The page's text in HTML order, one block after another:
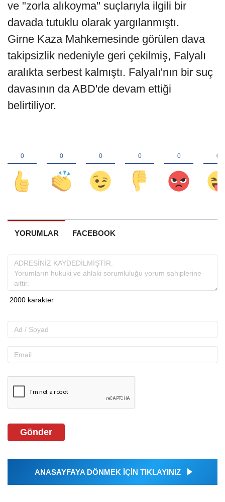
ve "zorla alıkoyma" suçlarıyla ilgili bir
davada tutuklu olarak yargılanmıştı.
Girne Kaza Mahkemesinde görülen dava
takipsizlik nedeniyle geri çekilmiş, Falyalı
aralıkta serbest kalmıştı. Falyalı'nın bir suç
davasının da ABD'de devam ettiği
belirtiliyor.
YORUMLAR FACEBOOK
Gönder
ANASAYFAYA DÖNMEK İÇİN TIKLAYINIZ